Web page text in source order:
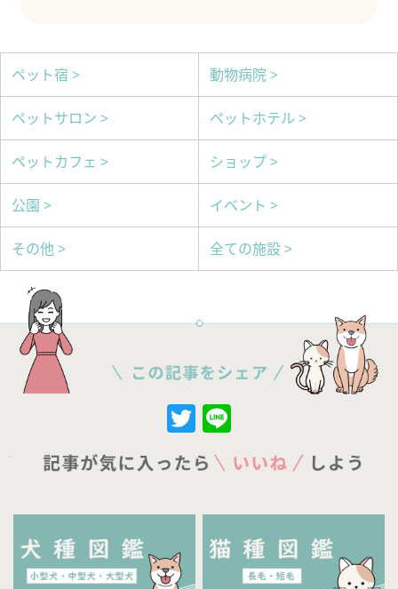
ペット宿 > 動物病院 >
ペットサロン > ペットホテル >
ペットカフェ > ショップ >
公園 > イベント >
その他 > 全ての施設 >
Twitter